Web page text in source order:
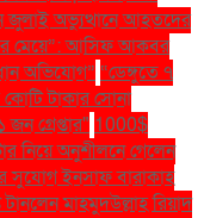
জুলাই অভ্যুত্থানে আহতদের
মেয়ে”: আসিফ আকবর
অভিযোগ” “ডেঙ্গুতে ৭
টাকার সোনা
জন গ্রেপ্তার" 1000$
নিয়ে অনুশীলনে গেলেন
সুযোগ ইনসাফ বারাকাহ
টানলেন মাহমুদউল্লাহ রিয়াদ